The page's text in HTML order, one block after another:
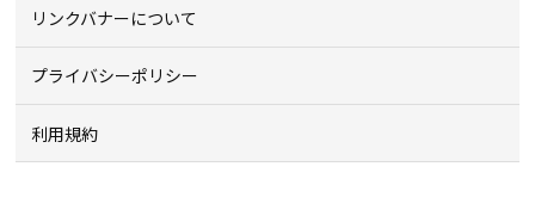
リンクバナーについて
プライバシーポリシー
利用規約